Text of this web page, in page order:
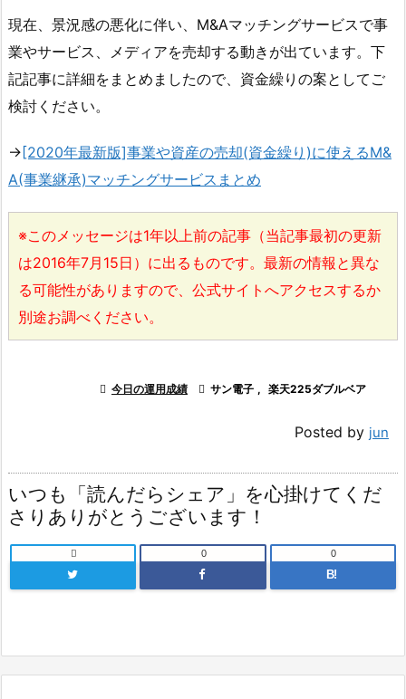
現在、景況感の悪化に伴い、M&Aマッチングサービスで事
業やサービス、メディアを売却する動きが出ています。下
記記事に詳細をまとめましたので、資金繰りの案としてご
検討ください。
→ [2020年最新版]事業や資産の売却(資金繰り)に使えるM&
A(事業継承)マッチングサービスまとめ
※このメッセージは1年以上前の記事（当記事最初の更新
は2016年7月15日）に出るものです。最新の情報と異な
る可能性がありますので、公式サイトへアクセスするか
別途お調べください。
 今日の運用成績  サン電子 , 楽天225ダブルベア
Posted by jun
いつも「読んだらシェア」を心掛けてくだ
さりありがとうございます！
 0
B!
0